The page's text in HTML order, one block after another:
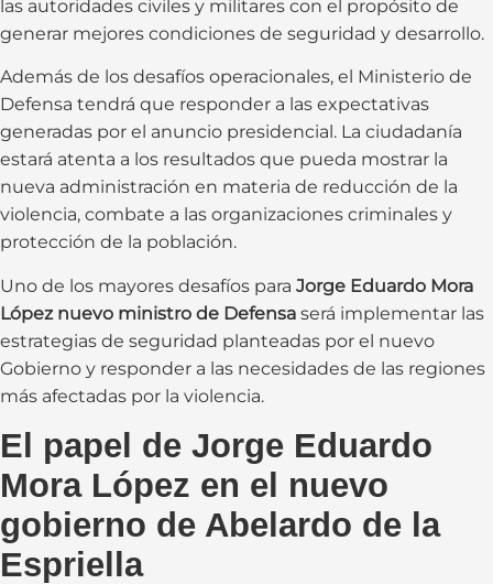
las autoridades civiles y militares con el propósito de
generar mejores condiciones de seguridad y desarrollo.
Además de los desafíos operacionales, el Ministerio de
Defensa tendrá que responder a las expectativas
generadas por el anuncio presidencial. La ciudadanía
estará atenta a los resultados que pueda mostrar la
nueva administración en materia de reducción de la
violencia, combate a las organizaciones criminales y
protección de la población.
Uno de los mayores desafíos para Jorge Eduardo Mora
López nuevo ministro de Defensa será implementar las
estrategias de seguridad planteadas por el nuevo
Gobierno y responder a las necesidades de las regiones
más afectadas por la violencia.
El papel de Jorge Eduardo
Mora López en el nuevo
gobierno de Abelardo de la
Espriella